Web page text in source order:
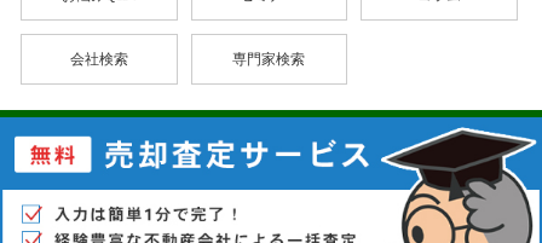
会社検索 専門家検索